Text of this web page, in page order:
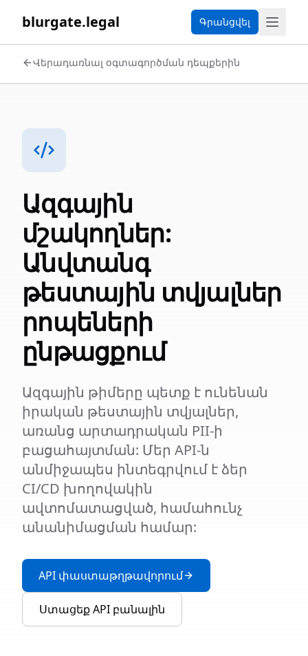
blurgate.legal Գրանցվել
Վերադառնալ օգտագործման դեպքերին
Ազգային
մշակողներ:
Անվտանգ
թեստային տվյալներ
րոպեների
ընթացքում
Ազգային թիմերը պետք է ունենան
իրական թեստային տվյալներ,
առանց արտադրական PII-ի
բացահայտման: Մեր API-ն
անմիջապես ինտեգրվում է ձեր
CI/CD խողովակին
ավտոմատացված, համահունչ
անանիմացման համար:
API փաստաթղթավորում
Ստացեք API բանալին